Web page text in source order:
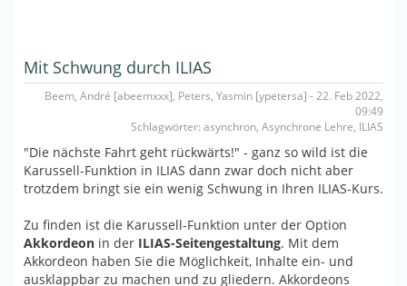
Mit Schwung durch ILIAS
Beem, André [abeemxxx], Peters, Yasmin [ypetersa] - 22. Feb 2022,
09:49
Schlagwörter: asynchron, Asynchrone Lehre, ILIAS
"Die nächste Fahrt geht rückwärts!" - ganz so wild ist die
Karussell-Funktion in ILIAS dann zwar doch nicht aber
trotzdem bringt sie ein wenig Schwung in Ihren ILIAS-Kurs.
Zu finden ist die Karussell-Funktion unter der Option
Akkordeon in der ILIAS-Seitengestaltung. Mit dem
Akkordeon haben Sie die Möglichkeit, Inhalte ein- und
ausklappbar zu machen und zu gliedern. Akkordeons